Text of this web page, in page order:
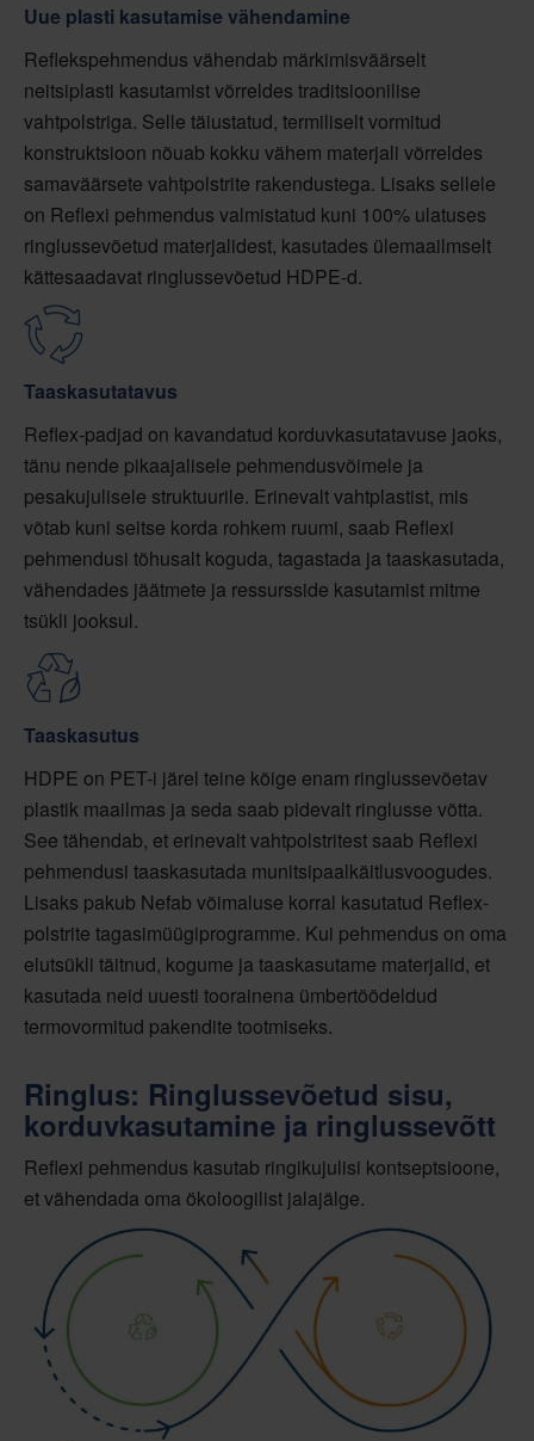
Uue plasti kasutamise vähendamine
Reflekspehmendus vähendab märkimisväärselt
neitsiplasti kasutamist võrreldes traditsioonilise
vahtpolstriga. Selle täiustatud, termiliselt vormitud
konstruktsioon nõuab kokku vähem materjali võrreldes
samaväärsete vahtpolstrite rakendustega. Lisaks sellele
on Reflexi pehmendus valmistatud kuni 100% ulatuses
ringlussevõetud materjalidest, kasutades ülemaailmselt
kättesaadavat ringlussevõetud HDPE-d.
Taaskasutatavus
Reflex-padjad on kavandatud korduvkasutatavuse jaoks,
tänu nende pikaajalisele pehmendusvõimele ja
pesakujulisele struktuurile. Erinevalt vahtplastist, mis
võtab kuni seitse korda rohkem ruumi, saab Reflexi
pehmendusi tõhusalt koguda, tagastada ja taaskasutada,
vähendades jäätmete ja ressursside kasutamist mitme
tsükli jooksul.
Taaskasutus
HDPE on PET-i järel teine kõige enam ringlussevõetav
plastik maailmas ja seda saab pidevalt ringlusse võtta.
See tähendab, et erinevalt vahtpolstritest saab Reflexi
pehmendusi taaskasutada munitsipaalkäitlusvoogudes.
Lisaks pakub Nefab võimaluse korral kasutatud Reflex-
polstrite tagasimüügiprogramme. Kui pehmendus on oma
elutsükli täitnud, kogume ja taaskasutame materjalid, et
kasutada neid uuesti toorainena ümbertöödeldud
termovormitud pakendite tootmiseks.
Ringlus: Ringlussevõetud sisu,
korduvkasutamine ja ringlussevõtt
Reflexi pehmendus kasutab ringikujulisi kontseptsioone,
et vähendada oma ökoloogilist jalajälge.